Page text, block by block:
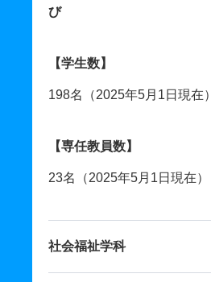
び
【学生数】
198名（2025年5月1日現在）
【専任教員数】
23名（2025年5月1日現在）
社会福祉学科